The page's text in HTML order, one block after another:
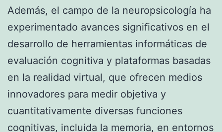
Además, el campo de la neuropsicología ha
experimentado avances significativos en el
desarrollo de herramientas informáticas de
evaluación cognitiva y plataformas basadas
en la realidad virtual, que ofrecen medios
innovadores para medir objetiva y
cuantitativamente diversas funciones
cognitivas, incluida la memoria, en entornos